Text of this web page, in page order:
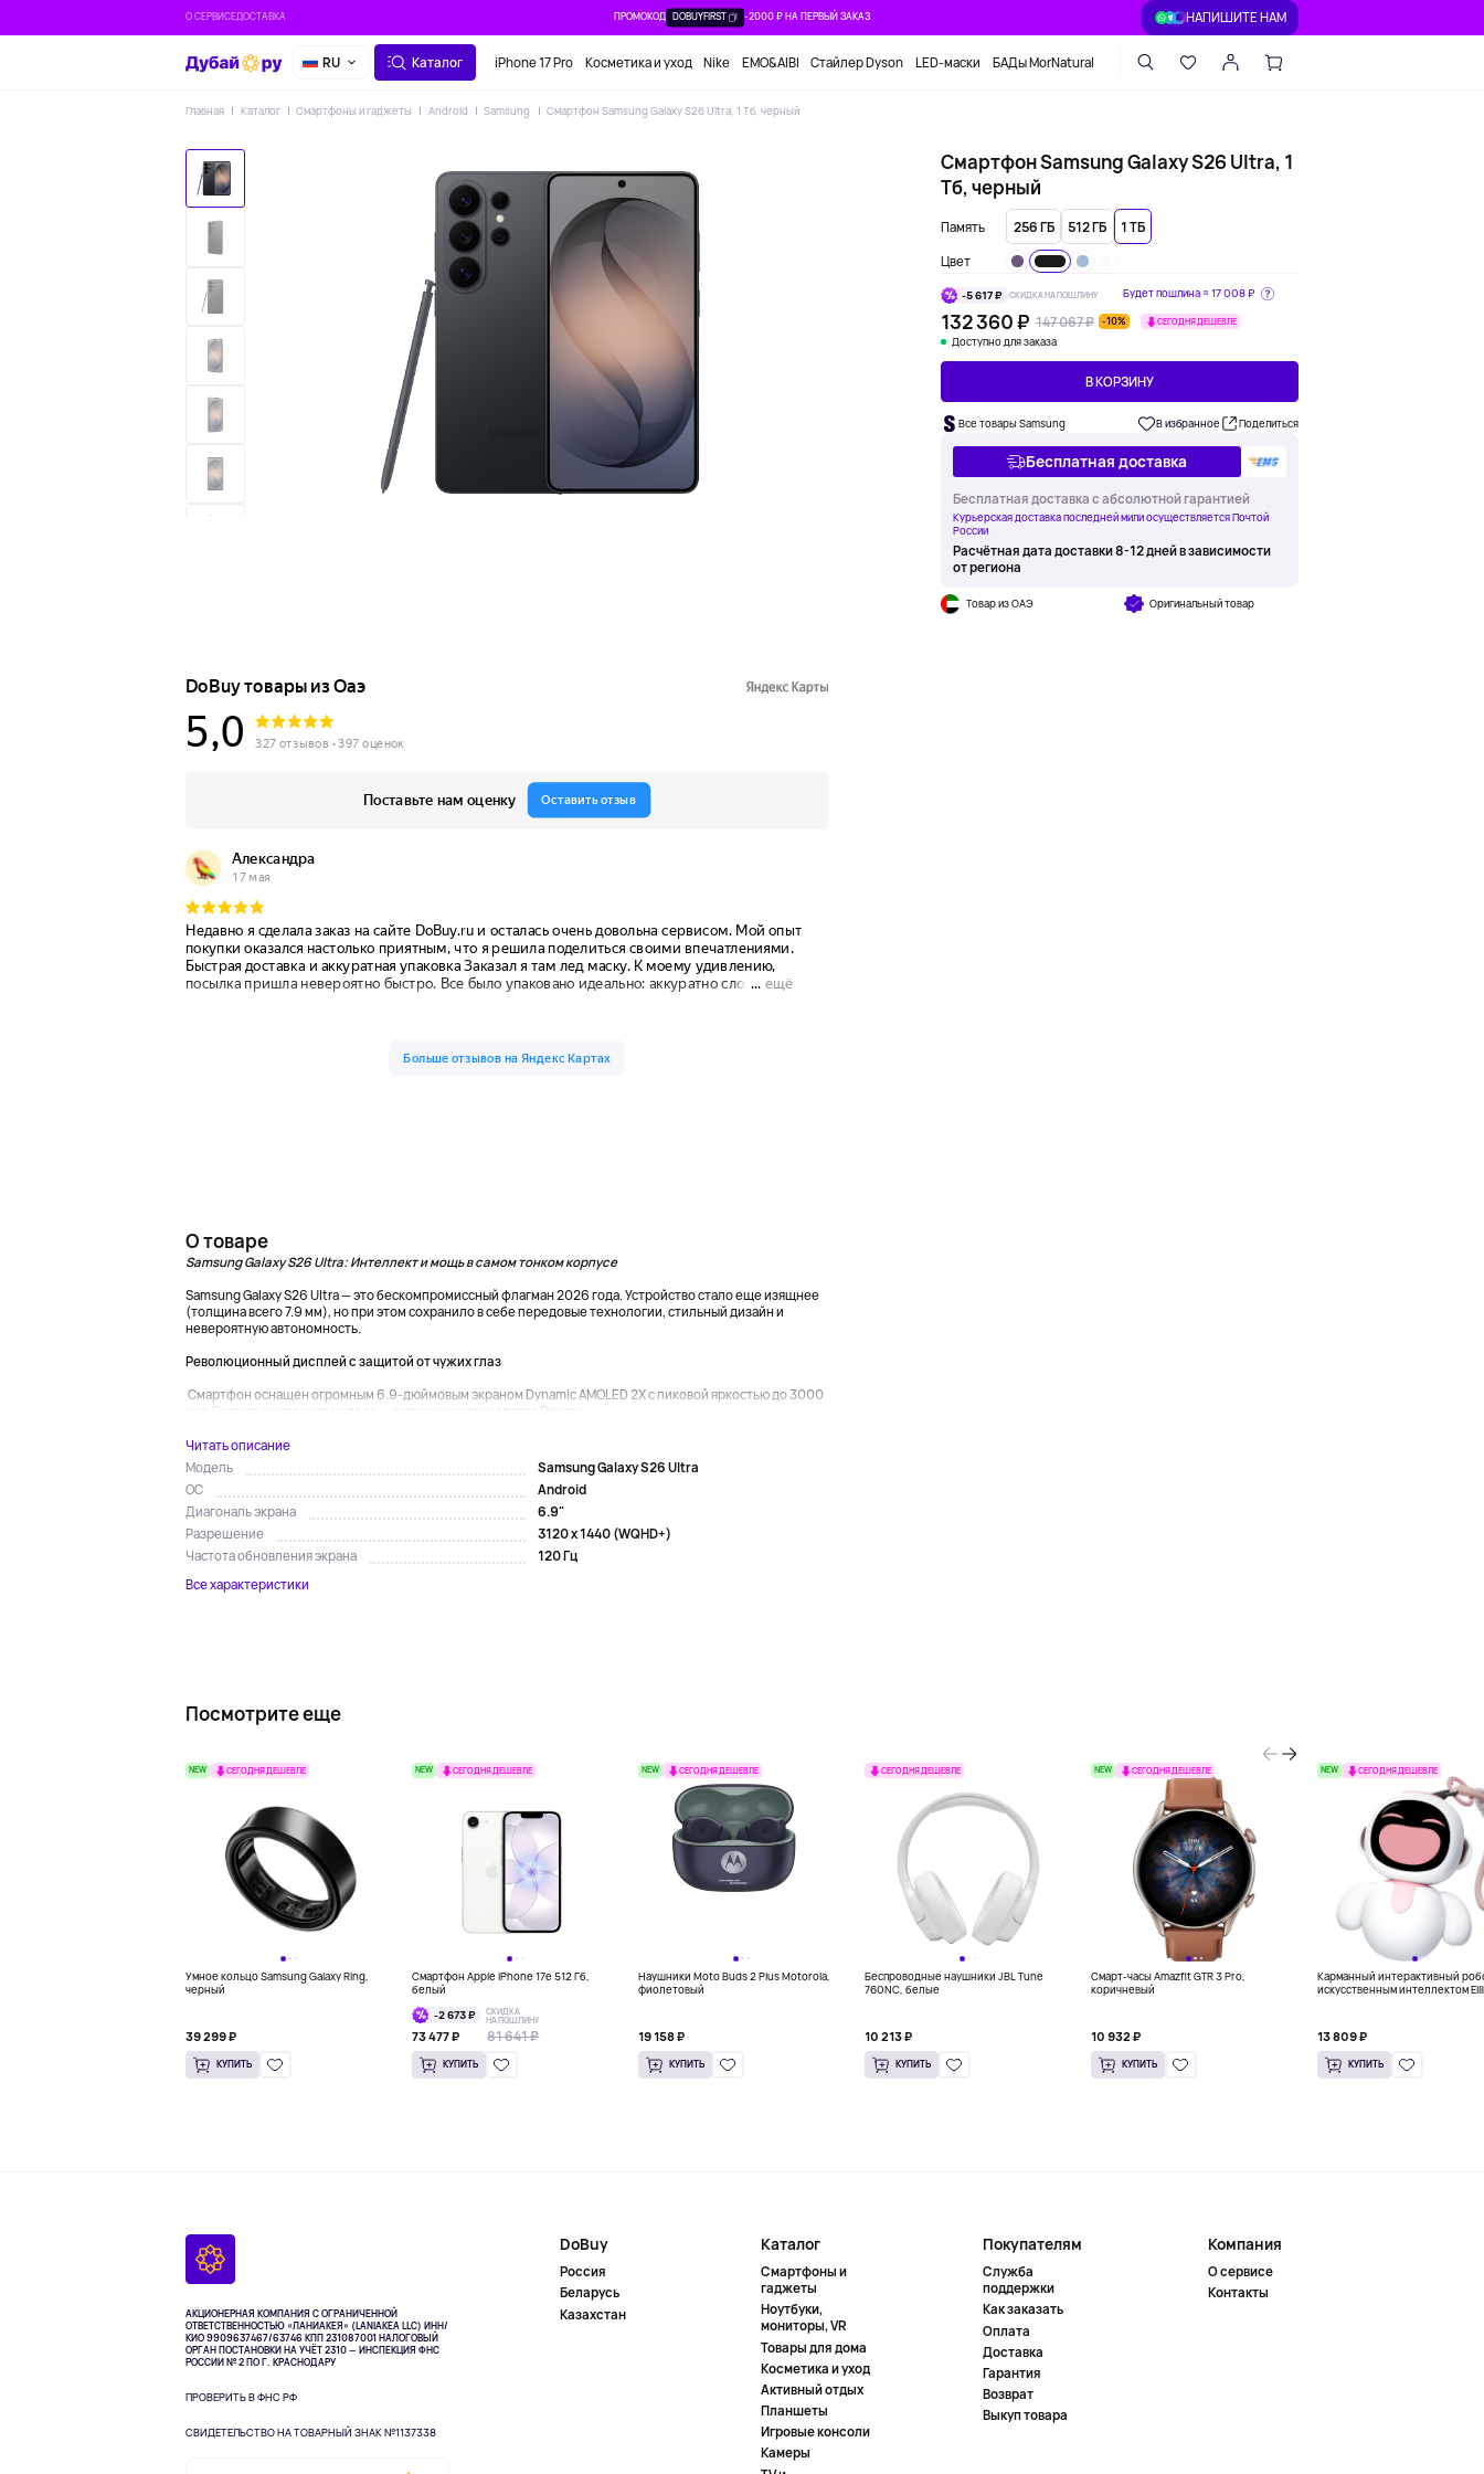
О СЕРВИСЕДОСТАВКА ПРОМОКОД DOBUYFIRST -2000 ₽ НА ПЕРВЫЙ ЗАКАЗ НАПИШИТЕ НАМ
RU Каталог iPhone 17 Pro Косметика и уход Nike EMO&AIBI Стайлер Dyson LED-маски БАДы MorNatural
Главная Каталог Смартфоны и гаджеты Android Samsung Смартфон Samsung Galaxy S26 Ultra, 1 Тб, черный
Смартфон Samsung Galaxy S26 Ultra, 1
Тб, черный
Память 256 ГБ 512 ГБ 1 ТБ
Цвет
-5 617 ₽ СКИДКА НА ПОШЛИНУ Будет пошлина ≈ 17 008 ₽
132 360 ₽ 147 067 ₽ -10% СЕГОДНЯ ДЕШЕВЛЕ
Доступно для заказа
В КОРЗИНУ
Все товары Samsung В избранное Поделиться
Бесплатная доставка
Бесплатная доставка с абсолютной гарантией
Курьерская доставка последней мили осуществляется Почтой
России
Расчётная дата доставки 8-12 дней в зависимости
от региона
Товар из ОАЭ Оригинальный товар
О товаре
Samsung Galaxy S26 Ultra: Интеллект и мощь в самом тонком корпусе
Samsung Galaxy S26 Ultra — это бескомпромиссный флагман 2026 года. Устройство стало еще изящнее
(толщина всего 7.9 мм), но при этом сохранило в себе передовые технологии, стильный дизайн и
невероятную автономность.
Революционный дисплей с защитой от чужих глаз
Смартфон оснащен огромным 6.9-дюймовым экраном Dynamic AMOLED 2X с пиковой яркостью до 3000
нит. Главная инновация модели — встроенная технология Privacy...
Читать описание
Модель
Samsung Galaxy S26 Ultra
ОС
Android
Диагональ экрана
6.9"
Разрешение
3120 x 1440 (WQHD+)
Частота обновления экрана
120 Гц
Все характеристики
Посмотрите еще
NEW СЕГОДНЯ ДЕШЕВЛЕ
Умное кольцо Samsung Galaxy Ring,
черный
39 299 ₽
КУПИТЬ
NEW СЕГОДНЯ ДЕШЕВЛЕ
Смартфон Apple iPhone 17e 512 Гб,
белый
-2 673 ₽
СКИДКА
НА ПОШЛИНУ
73 477 ₽ 81 641 ₽
КУПИТЬ
NEW СЕГОДНЯ ДЕШЕВЛЕ
Наушники Moto Buds 2 Plus Motorola,
фиолетовый
19 158 ₽
КУПИТЬ
СЕГОДНЯ ДЕШЕВЛЕ
Беспроводные наушники JBL Tune
760NC, белые
10 213 ₽
КУПИТЬ
NEW СЕГОДНЯ ДЕШЕВЛЕ
Смарт-часы Amazfit GTR 3 Pro,
коричневый
10 932 ₽
КУПИТЬ
NEW СЕГОДНЯ ДЕШЕВЛЕ
Карманный интерактивный
искусственным интеллектом
13 809 ₽
КУПИТЬ
АКЦИОНЕРНАЯ КОМПАНИЯ С ОГРАНИЧЕННОЙ
ОТВЕТСТВЕННОСТЬЮ «ЛАНИАКЕЯ» (LANIAKEA LLC) ИНН/
КИО 9909637467/63746 КПП 231087001НАЛОГОВЫЙ
ОРГАН ПОСТАНОВКИ НА УЧЁТ 2310 — ИНСПЕКЦИЯ ФНС
РОССИИ № 2 ПО Г. КРАСНОДАРУ
ПРОВЕРИТЬ В ФНС РФ
СВИДЕТЕЛЬСТВО НА ТОВАРНЫЙ ЗНАК №1137338
DoBuy
Россия
Беларусь
Казахстан
Каталог
Смартфоны и
гаджеты
Ноутбуки,
мониторы, VR
Товары для дома
Косметика и уход
Активный отдых
Планшеты
Игровые консоли
Камеры
Покупателям
Служба
поддержки
Как заказать
Оплата
Доставка
Гарантия
Возврат
Выкуп товара
Компания
О сервисе
Контакты